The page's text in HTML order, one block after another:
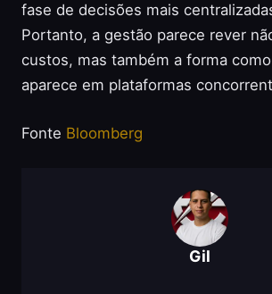
fase de decisões mais
Portanto, a gestão parece rever
custos, mas também a forma
aparece em plataformas
Fonte Bloomberg
Gil